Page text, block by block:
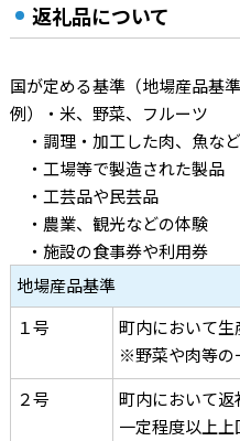
返礼品について
国が定める基準（地場産品基
例）・米、野菜、フルーツ
・調理・加工した肉、魚な
・工場等で製造された製品
・工芸品や民芸品
・農業、観光などの体験
・施設の食事券や利用券
地場産品基準
１号
町内において生
※野菜や肉等の
２号
町内において
一定程度以上